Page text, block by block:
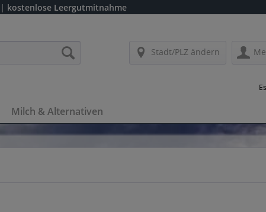
| kostenlose Leergutmitnahme
Stadt/PLZ ändern
Milch & Alternativen